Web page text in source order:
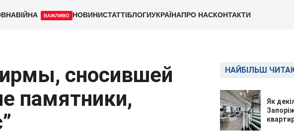
ВІЙНА ВАЖЛИВО НОВИНИСТАТТІБЛОГИУКРАЇНАПРО НАСКОНТАКТИ
сносившей
памятники,
НАЙБІЛЬШ
Як